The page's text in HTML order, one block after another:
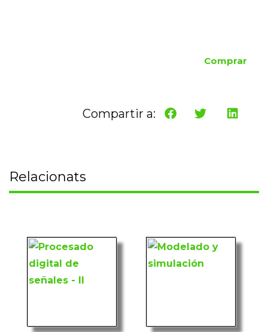
Comprar
Compartir a:
Relacionats